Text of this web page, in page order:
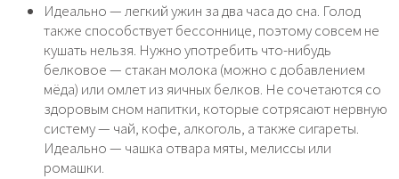
Идеально — легкий ужин за два часа до сна. Голод
также способствует бессоннице, поэтому совсем не
кушать нельзя. Нужно употребить что-нибудь
белковое — стакан молока (можно с добавлением
мёда) или омлет из яичных белков. Не сочетаются со
здоровым сном напитки, которые сотрясают нервную
систему — чай, кофе, алкоголь, а также сигареты.
Идеально — чашка отвара мяты, мелиссы или
ромашки.